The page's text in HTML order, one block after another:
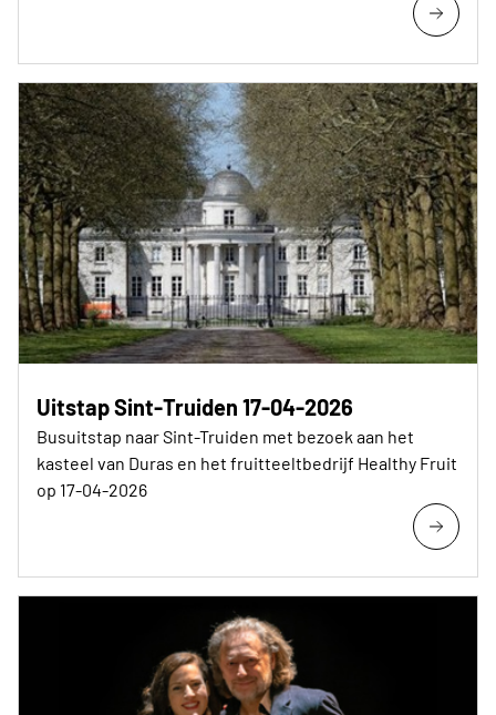
Uitstap Sint-Truiden 17-04-2026
Busuitstap naar Sint-Truiden met bezoek aan het
kasteel van Duras en het fruitteeltbedrijf Healthy Fruit
op 17-04-2026